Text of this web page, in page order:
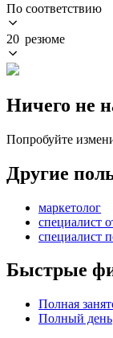
По соответствию
20 резюме
Ничего не
Попробуйте
Другие
маркетолог
специалист
специалист
Быстрые
Полная
Полный день